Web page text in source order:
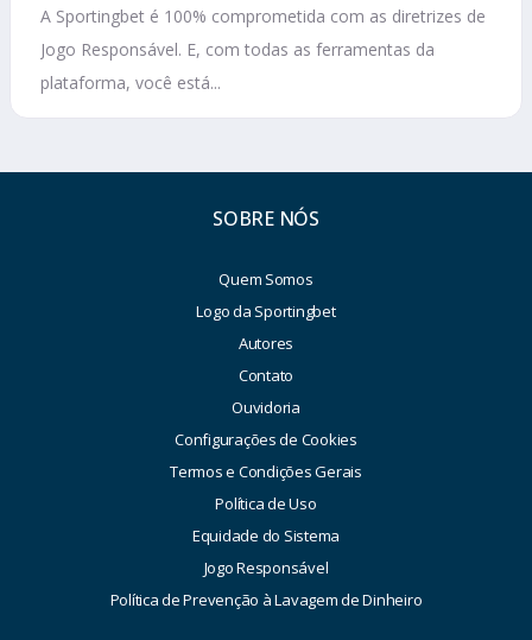
A Sportingbet é 100% comprometida com as diretrizes de
Jogo Responsável. E, com todas as ferramentas da
plataforma, você está...
SOBRE NÓS
Quem Somos
Logo da Sportingbet
Autores
Contato
Ouvidoria
Configurações de Cookies
Termos e Condições Gerais
Política de Uso
Equidade do Sistema
Jogo Responsável
Política de Prevenção à Lavagem de Dinheiro